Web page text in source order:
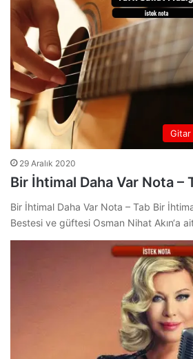
Gitar
29 Aralık 2020
Bir İhtimal Daha Var Nota –
Bir İhtimal Daha Var Nota – Tab Bir
Bestesi ve güftesi Osman Nihat Akın‘a